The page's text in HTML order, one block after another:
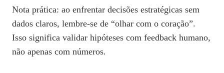
Nota prática: ao enfrentar decisões estratégicas sem
dados claros, lembre‑se de “olhar com o coração”.
Isso significa validar hipóteses com feedback humano,
não apenas com números.